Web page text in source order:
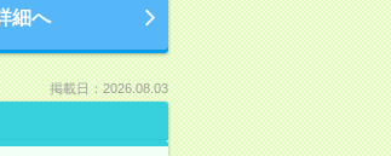
細へ
掲載日：2026.08.03